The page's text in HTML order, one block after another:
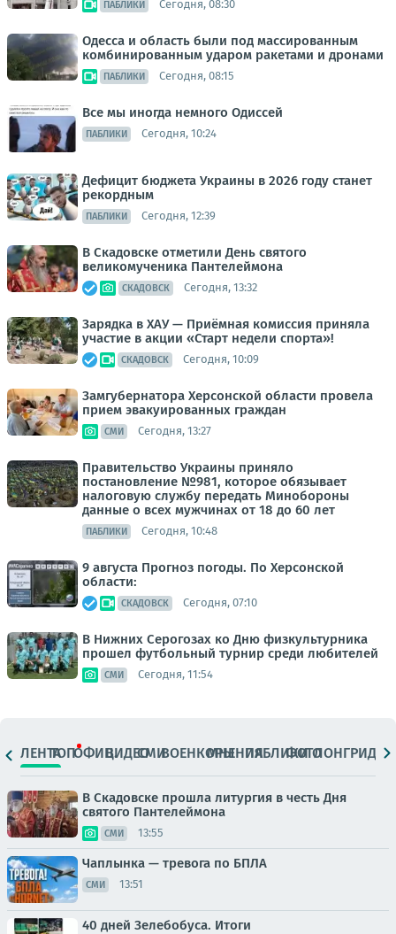
ПАБЛИКИ Сегодня, 08:30
Одесса и область были под массированным
комбинированным ударом ракетами и дронами
ПАБЛИКИ Сегодня, 08:15
Все мы иногда немного Одиссей
ПАБЛИКИ Сегодня, 10:24
Дефицит бюджета Украины в 2026 году станет
рекордным
ПАБЛИКИ Сегодня, 12:39
В Скадовске отметили День святого
великомученика Пантелеймона
СКАДОВСК Сегодня, 13:32
Зарядка в ХАУ — Приёмная комиссия приняла
участие в акции «Старт недели спорта»!
СКАДОВСК Сегодня, 10:09
Замгубернатора Херсонской области провела
прием эвакуированных граждан
СМИ Сегодня, 13:27
Правительство Украины приняло
постановление №981, которое обязывает
налоговую службу передать Минобороны
данные о всех мужчинах от 18 до 60 лет
ПАБЛИКИ Сегодня, 10:48
9 августа Прогноз погоды. По Херсонской
области:
СКАДОВСК Сегодня, 07:10
В Нижних Серогозах ко Дню физкультурника
прошел футбольный турнир среди любителей
СМИ Сегодня, 11:54
ЛЕНТАТОПОФИЦ.ВИДЕОСМИВОЕНКОРЫМНЕНИЯПАБЛИКИ
ФОТОЛОНГРИДЫ
В Скадовске прошла литургия в честь Дня
святого Пантелеймона
СМИ 13:55
Чаплынка — тревога по БПЛА
СМИ 13:51
40 дней Зелебобуса. Итоги